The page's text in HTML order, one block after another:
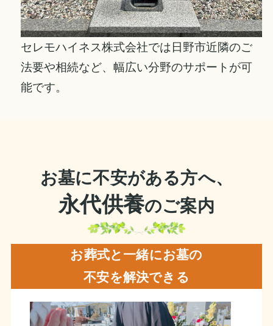
セレモハイネス株式会社では日野市近隣のご
法要や相続など、幅広い分野のサポートが可
能です。
お墓に不安がある方へ、
永代供養のご案内
お葬式と一緒にお墓の
不安を解決できる